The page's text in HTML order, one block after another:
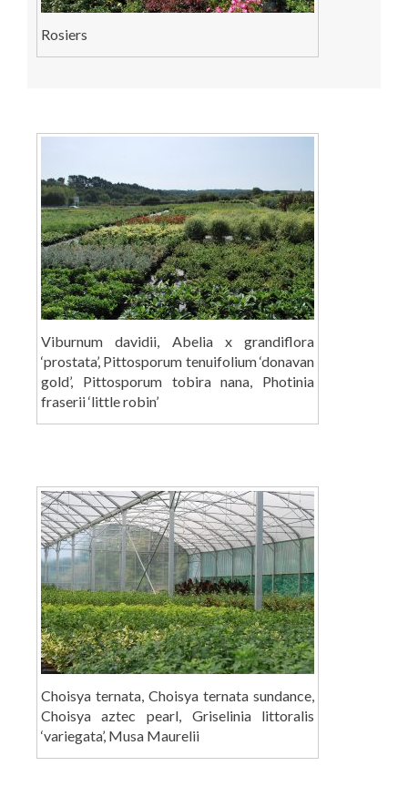
Rosiers
Viburnum davidii, Abelia x grandiflora
‘prostata’, Pittosporum tenuifolium ‘donavan
gold’, Pittosporum tobira nana, Photinia
fraserii ‘little robin’
Choisya ternata, Choisya ternata sundance,
Choisya aztec pearl, Griselinia littoralis
‘variegata’, Musa Maurelii